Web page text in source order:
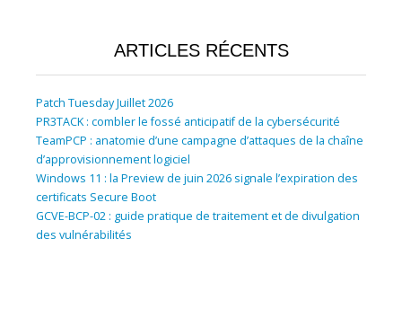
ARTICLES RÉCENTS
Patch Tuesday Juillet 2026
PR3TACK : combler le fossé anticipatif de la cybersécurité
TeamPCP : anatomie d’une campagne d’attaques de la chaîne
d’approvisionnement logiciel
Windows 11 : la Preview de juin 2026 signale l’expiration des
certificats Secure Boot
GCVE-BCP-02 : guide pratique de traitement et de divulgation
des vulnérabilités